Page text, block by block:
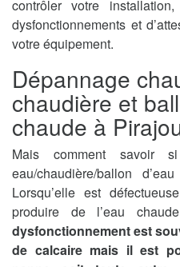
contrôler votre
dysfonctionnements et
votre équipement.
Dépannage
chaudière et
chaude à
Mais comment savoir
eau/chaudière/ballon
Lorsqu’elle est
produire de l’eau
dysfonctionnement est
de calcaire mais il est